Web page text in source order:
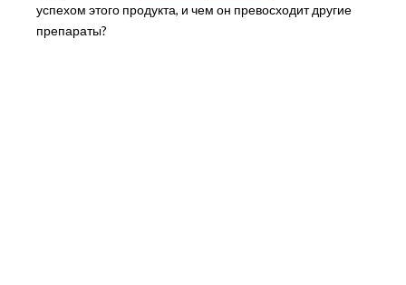
успехом этого продукта, и чем он превосходит другие
препараты?